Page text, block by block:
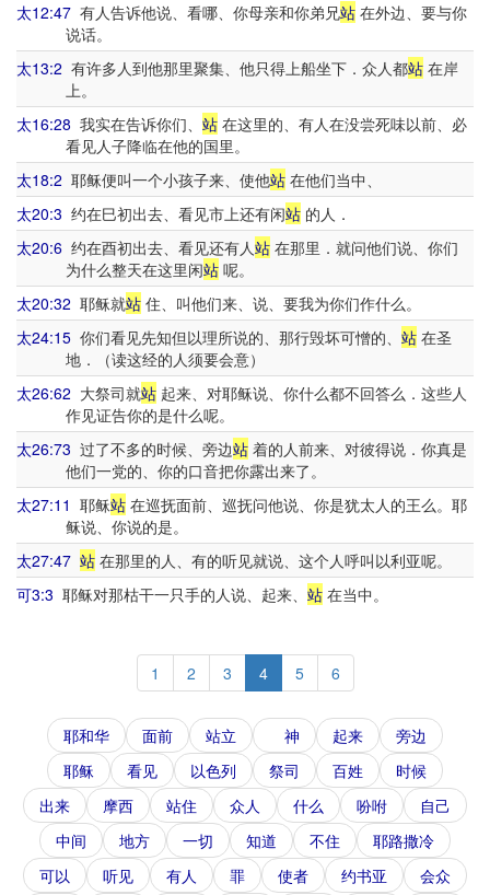
太12:47 有人告诉他说、看哪、你母亲和你弟兄站 在外边、要与你
说话。
太13:2 有许多人到他那里聚集、他只得上船坐下．众人都站 在岸
上。
太16:28 我实在告诉你们、 站 在这里的、有人在没尝死味以前、必
看见人子降临在他的国里。
太18:2 耶稣便叫一个小孩子来、使他站 在他们当中、
太20:3 约在巳初出去、看见市上还有闲站 的人．
太20:6 约在酉初出去、看见还有人站 在那里．就问他们说、你们
为什么整天在这里闲站呢。
太20:32 耶稣就站 住、叫他们来、说、要我为你们作什么。
太24:15 你们看见先知但以理所说的、那行毁坏可憎的、 站 在圣
地．（读这经的人须要会意）
太26:62 大祭司就站 起来、对耶稣说、你什么都不回答么．这些人
作见证告你的是什么呢。
太26:73 过了不多的时候、旁边站 着的人前来、对彼得说．你真是
他们一党的、你的口音把你露出来了。
太27:11 耶稣站 在巡抚面前、巡抚问他说、你是犹太人的王么。耶
稣说、你说的是。
太27:47 站 在那里的人、有的听见就说、这个人呼叫以利亚呢。
可3:3 耶稣对那枯干一只手的人说、起来、 站 在当中。
1 2 3 4 5 6
耶和华 面前 站立 神 起来
旁边
耶稣
看见 以色列 祭司 百姓
时候
出来
摩西 站住 众人 什么 吩咐
自己
中间
地方 一切 知道 不住
耶路撒冷
可以
听见 有人 罪 使者 约书亚 会众